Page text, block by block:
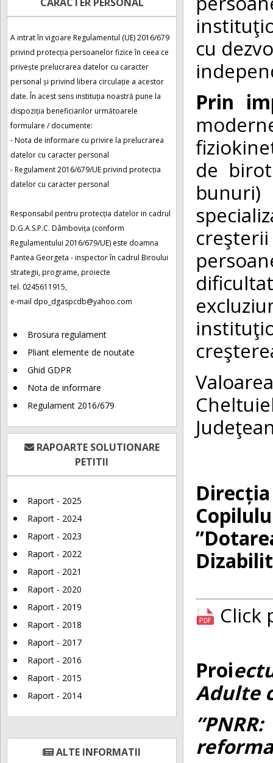
A intrat în vigoare Regulamentul (UE) 2016/679
privind protecția persoanelor fizice în ceea ce
privește prelucrarea datelor cu caracter
personal și privind libera circulație a acestor
date. În acest sens instituția noastră pune la
dispoziția beneficiarilor următoarele
formulare / documente:
- Nota de informare cu privire la prelucrarea
datelor cu caracter personal
- Regulament 2016/679/UE privind protecția
datelor cu caracter personal
Responsabil pentru protecția datelor in cadrul
D.G.A.S.P.C. Dâmbovița (conform
Regulamentului 2016/679/UE) este doamna
Pantea Georgeta - inspector în cadrul Biroului
strategii, programe, proiecte
tel. 0245611915,
e-mail dpo_dgaspcdb@yahoo.com
Brosura regulament
Pliant elemente de noutate
Ghid GDPR
Nota de informare
Regulament 2016/679
RAPOARTE SOLUTIONARE
PETITII
Raport - 2025
Raport - 2024
Raport - 2023
Raport - 2022
Raport - 2021
Raport - 2020
Raport - 2019
Raport - 2018
Raport - 2017
Raport - 2016
Raport - 2015
Raport - 2014
ALTE INFORMATII
cu
Prin
de
Click
Proi
Adulte